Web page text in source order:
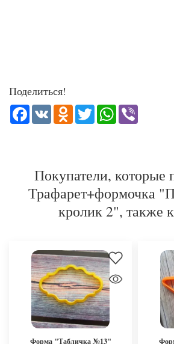
Поделиться!
Facebook
VK Odnoklassniki
TwitterWhatsApp
Покупатели, которые
Трафарет+формочка
кролик 2", также
Форма "Табличка №13"